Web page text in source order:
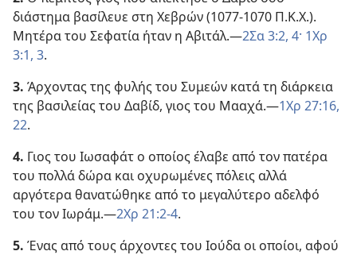
διάστημα βασίλευε στη Χεβρών (1077-1070 Π.Κ.Χ.).
Μητέρα του Σεφατία ήταν η Αβιτάλ.—2Σα 3:2, 4· 1Χρ
3:1, 3.
3. Άρχοντας της φυλής του Συμεών κατά τη διάρκεια
της βασιλείας του Δαβίδ, γιος του Μααχά.—1Χρ 27:16,
22.
4. Γιος του Ιωσαφάτ ο οποίος έλαβε από τον πατέρα
του πολλά δώρα και οχυρωμένες πόλεις αλλά
αργότερα θανατώθηκε από το μεγαλύτερο αδελφό
του τον Ιωράμ.—2Χρ 21:2-4.
5. Ένας από τους άρχοντες του Ιούδα οι οποίοι, αφού